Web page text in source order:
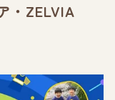
・ZELVIA